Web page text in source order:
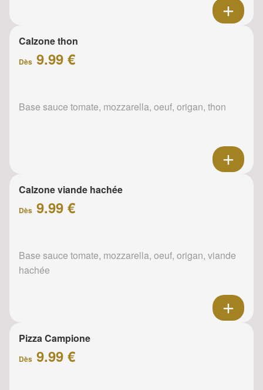
Calzone thon
Dès 9.99 €
Base sauce tomate, mozzarella, oeuf, origan, thon
Calzone viande hachée
Dès 9.99 €
Base sauce tomate, mozzarella, oeuf, origan, viande
hachée
Pizza Campione
Dès 9.99 €